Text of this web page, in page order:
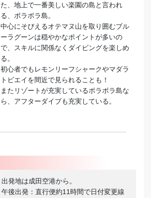
た、地上で一番美しい楽園の島と言われ
る、ボラボラ島。
中心にそびえるオテマヌ山を取り囲むブル
ーラグーンは穏やかなポイントが多いの
で、スキルに関係なくダイビングを楽しめ
る。
初心者でもレモンリーフシャークやマダラ
トビエイを間近で見られることも！
またリゾートが充実しているボラボラ島な
ら、アフターダイブも充実している。
出発地は成田空港から。
午後出発：直行便約11時間で日付変更線